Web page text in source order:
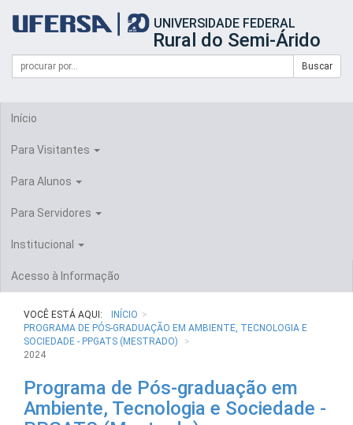
portal
UFERSA
UNIVERSIDADE FEDERAL
Rural do Semi-Árido
Formulário
Busca
Campo
de
Buscar
Início
Para Visitantes
Para Alunos
Para Servidores
Institucional
Acesso à Informação
VOCÊ ESTÁ AQUI:
INÍCIO
PROGRAMA DE PÓS-GRADUAÇÃO EM AMBIENTE, TECNOLOGIA E
SOCIEDADE - PPGATS (MESTRADO)
2024
Programa de Pós-graduação em
Ambiente, Tecnologia e Sociedade -